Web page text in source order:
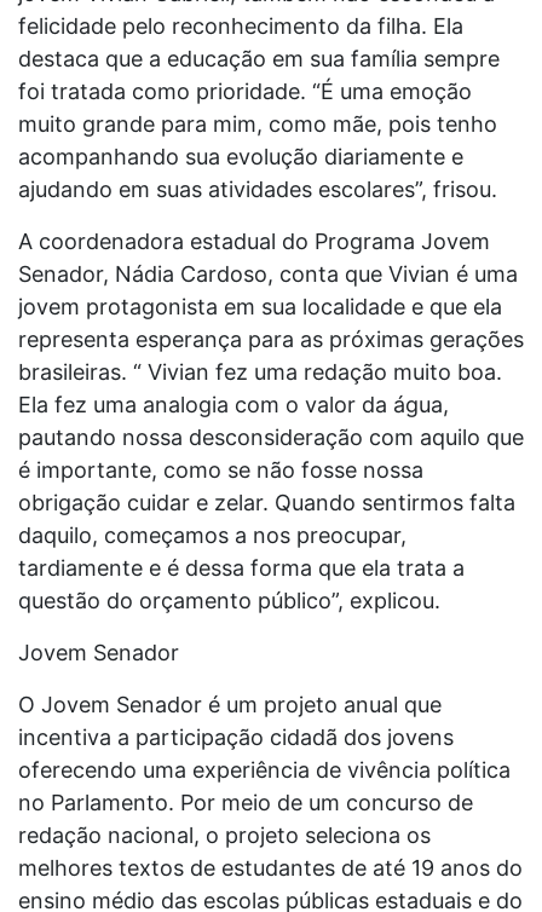
felicidade pelo reconhecimento da filha. Ela
destaca que a educação em sua família sempre
foi tratada como prioridade. “É uma emoção
muito grande para mim, como mãe, pois tenho
acompanhando sua evolução diariamente e
ajudando em suas atividades escolares”, frisou.
A coordenadora estadual do Programa Jovem
Senador, Nádia Cardoso, conta que Vivian é uma
jovem protagonista em sua localidade e que ela
representa esperança para as próximas gerações
brasileiras. “ Vivian fez uma redação muito boa.
Ela fez uma analogia com o valor da água,
pautando nossa desconsideração com aquilo que
é importante, como se não fosse nossa
obrigação cuidar e zelar. Quando sentirmos falta
daquilo, começamos a nos preocupar,
tardiamente e é dessa forma que ela trata a
questão do orçamento público”, explicou.
Jovem Senador
O Jovem Senador é um projeto anual que
incentiva a participação cidadã dos jovens
oferecendo uma experiência de vivência política
no Parlamento. Por meio de um concurso de
redação nacional, o projeto seleciona os
melhores textos de estudantes de até 19 anos do
ensino médio das escolas públicas estaduais e do